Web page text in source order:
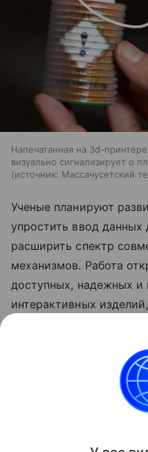
Напечатанная на 3d-
визуально сигнализирует о
источник: Массачусетский
Ученые планируют
упростить ввод данных
расширить спектр
механизмов. Работа
доступных, надежных и
интерактивных
способ упростить 3D-